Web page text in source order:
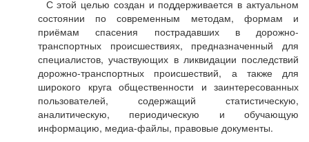
С этой целью создан и поддерживается в актуальном
состоянии по современным методам, формам и
приёмам спасения пострадавших в дорожно-
транспортных происшествиях, предназначенный для
специалистов, участвующих в ликвидации последствий
дорожно-транспортных происшествий, а также для
широкого круга общественности и заинтересованных
пользователей, содержащий статистическую,
аналитическую, периодическую и обучающую
информацию, медиа-файлы, правовые документы.